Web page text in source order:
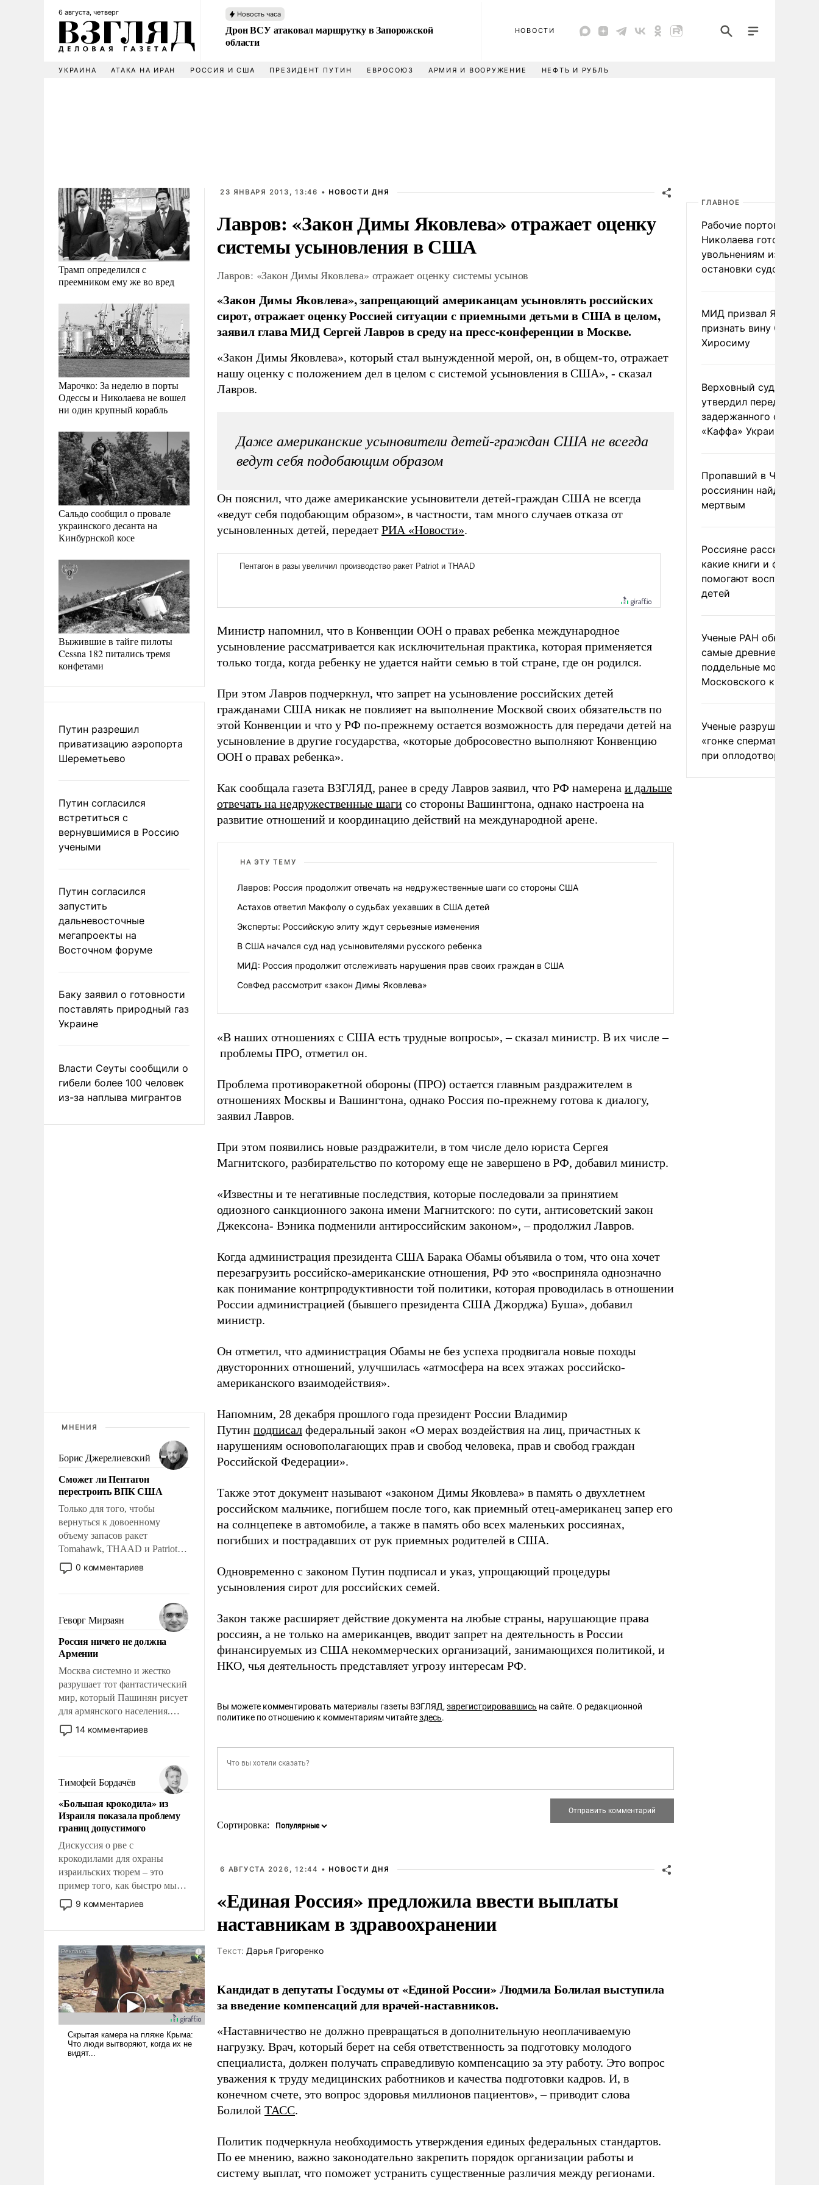
6 августа, четверг Новость часа
Дрон ВСУ атаковал маршрутку в Запорожской
области
НОВОСТИ
УКРАИНА АТАКА НА ИРАН РОССИЯ И США ПРЕЗИДЕНТ ПУТИН ЕВРОСОЮЗ АРМИЯ И ВООРУЖЕНИЕ НЕФТЬ И РУБЛЬ
Трамп определился с
преемником ему же во вред
Марочко: За неделю в порты
Одессы и Николаева не вошел
ни один крупный корабль
Сальдо сообщил о провале
украинского десанта на
Кинбурнской косе
Выжившие в тайге пилоты
Cessna 182 питались тремя
конфетами
Путин разрешил
приватизацию аэропорта
Шереметьево
Путин согласился
встретиться с
вернувшимися в Россию
учеными
Путин согласился
запустить
дальневосточные
мегапроекты на
Восточном форуме
Баку заявил о готовности
поставлять природный газ
Украине
Власти Сеуты сообщили о
гибели более 100 человек
из-за наплыва мигрантов
МНЕНИЯ
Борис Джерелиевский
Сможет ли Пентагон
перестроить ВПК США
Только для того, чтобы
вернуться к довоенному
объему запасов ракет
Tomahawk, THAAD и Patriot
США потребуется более трех
лет. Даже небольшая война с
Сложившаяся ситуация
означает многолетний период
уязвимости США, например,
перед Китаем.
0 комментариев
Геворг Мирзаян
Россия ничего не должна
Армении
Москва системно и жестко
разрушает тот фантастический
мир, который Пашинян рисует
для армянского населения.
Мир, где этому населению все
должны просто по
политические прожекты будут
беспрекословно оплачиваться
за счет российских
налогоплательщиков и где за
свои поступки не нужно
отвечать.
14 комментариев
Тимофей Бордачёв
«Большая крокодила» из
Израиля показала проблему
границ допустимого
Дискуссия о рве с
крокодилами для охраны
израильских тюрем – это
пример того, как быстро мы
двигаемся по пути
революционных изменений.
псевдонаучной фантастики,
стало всерьез обсуждаемой
идеей.
9 комментариев
23 ЯНВАРЯ 2013, 13:46 • НОВОСТИ ДНЯ
Лавров: «Закон Димы Яковлева» отражает оценку
системы усыновления в США
Лавров: «Закон Димы Яковлева» отражает оценку системы усынов
«Закон Димы Яковлева», запрещающий американцам усыновлять российских
сирот, отражает оценку Россией ситуации с приемными детьми в США в целом,
заявил глава МИД Сергей Лавров в среду на пресс-конференции в Москве.
«Закон Димы Яковлева», который стал вынужденной мерой, он, в общем-то, отражает
нашу оценку с положением дел в целом с системой усыновления в США», - сказал
Лавров.
Даже американские усыновители детей-граждан США не всегда
ведут себя подобающим образом
Он пояснил, что даже американские усыновители детей-граждан США не всегда
«ведут себя подобающим образом», в частности, там много случаев отказа от
усыновленных детей, передает РИА «Новости».
Министр напомнил, что в Конвенции ООН о правах ребенка международное
усыновление рассматривается как исключительная практика, которая применяется
только тогда, когда ребенку не удается найти семью в той стране, где он родился.
При этом Лавров подчеркнул, что запрет на усыновление российских детей
гражданами США никак не повлияет на выполнение Москвой своих обязательств по
этой Конвенции и что у РФ по-прежнему остается возможность для передачи детей на
усыновление в другие государства, «которые добросовестно выполняют Конвенцию
ООН о правах ребенка».
Как сообщала газета ВЗГЛЯД, ранее в среду Лавров заявил, что РФ намерена и дальше
отвечать на недружественные шаги со стороны Вашингтона, однако настроена на
развитие отношений и координацию действий на международной арене.
НА ЭТУ ТЕМУ
Лавров: Россия продолжит отвечать на недружественные шаги со стороны США
Астахов ответил Макфолу о судьбах уехавших в США детей
Эксперты: Российскую элиту ждут серьезные изменения
В США начался суд над усыновителями русского ребенка
МИД: Россия продолжит отслеживать нарушения прав своих граждан в США
СовФед рассмотрит «закон Димы Яковлева»
«В наших отношениях с США есть трудные вопросы», – сказал министр. В их числе –
проблемы ПРО, отметил он.
Проблема противоракетной обороны (ПРО) остается главным раздражителем в
отношениях Москвы и Вашингтона, однако Россия по-прежнему готова к диалогу,
заявил Лавров.
При этом появились новые раздражители, в том числе дело юриста Сергея
Магнитского, разбирательство по которому еще не завершено в РФ, добавил министр.
«Известны и те негативные последствия, которые последовали за принятием
одиозного санкционного закона имени Магнитского: по сути, антисоветский закон
Джексона- Вэника подменили антироссийским законом», – продолжил Лавров.
Когда администрация президента США Барака Обамы объявила о том, что она хочет
перезагрузить российско-американские отношения, РФ это «восприняла однозначно
как понимание контрпродуктивности той политики, которая проводилась в отношении
России администрацией (бывшего президента США Джорджа) Буша», добавил
министр.
Он отметил, что администрация Обамы не без успеха продвигала новые походы
двусторонних отношений, улучшилась «атмосфера на всех этажах российско-
американского взаимодействия».
Напомним, 28 декабря прошлого года президент России Владимир
Путин подписал федеральный закон «О мерах воздействия на лиц, причастных к
нарушениям основополагающих прав и свобод человека, прав и свобод граждан
Российской Федерации».
Также этот документ называют «законом Димы Яковлева» в память о двухлетнем
российском мальчике, погибшем после того, как приемный отец-американец запер его
на солнцепеке в автомобиле, а также в память обо всех маленьких россиянах,
погибших и пострадавших от рук приемных родителей в США.
Одновременно с законом Путин подписал и указ, упрощающий процедуры
усыновления сирот для российских семей.
Закон также расширяет действие документа на любые страны, нарушающие права
россиян, а не только на американцев, вводит запрет на деятельность в России
финансируемых из США некоммерческих организаций, занимающихся политикой, и
НКО, чья деятельность представляет угрозу интересам РФ.
Вы можете комментировать материалы газеты ВЗГЛЯД, зарегистрировавшись на сайте. О редакционной
политике по отношению к комментариям читайтездесь.
Сортировка:
6 АВГУСТА 2026, 12:44 • НОВОСТИ ДНЯ
«Единая Россия» предложила ввести выплаты
наставникам в здравоохранении
Tекст: Дарья Григоренко
Кандидат в депутаты Госдумы от «Единой России» Людмила Болилая выступила
за введение компенсаций для врачей-наставников.
«Наставничество не должно превращаться в дополнительную неоплачиваемую
нагрузку. Врач, который берет на себя ответственность за подготовку молодого
специалиста, должен получать справедливую компенсацию за эту работу. Это вопрос
уважения к труду медицинских работников и качества подготовки кадров. И, в
конечном счете, это вопрос здоровья миллионов пациентов», – приводит слова
Болилой ТАСС.
Политик подчеркнула необходимость утверждения единых федеральных стандартов.
По ее мнению, важно законодательно закрепить порядок организации работы и
систему выплат, что поможет устранить существенные различия между регионами.
ГЛАВНОЕ
Рабочие портов
Николаева готовятся к
увольнениям из-за
остановки судоходства
МИД призвал Японию
признать вину США за
Хиросиму
Верховный суд Швеции
утвердил передачу
задержанного
«Каффа» Украине
Пропавший в
россиянин найден
мертвым
Россияне рассказали,
какие книги и фильмы
помогают воспитывать
детей
Ученые РАН
самые древние
поддельные монеты
Московского
Ученые разрушили миф
«гонке
при оплодотворении